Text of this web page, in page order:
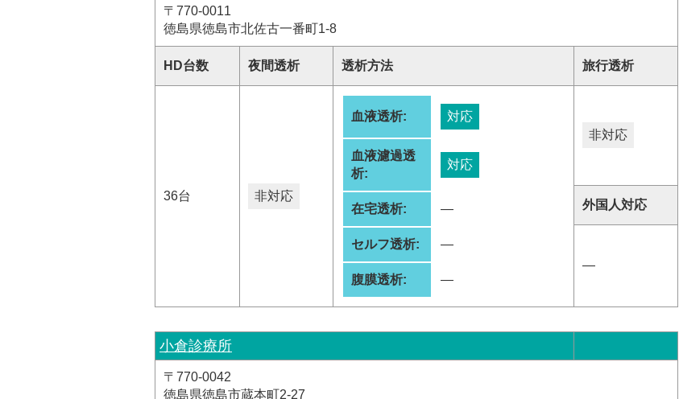
〒770-0011
徳島県徳島市北佐古一番町1-8
HD台数 夜間透析 透析方法 旅行透析
36台 非対応
血液透析: 対応
血液濾過透
析:
対応
在宅透析: ―
セルフ透析: ―
腹膜透析: ―
非対応
外国人対応
―
小倉診療所
〒770-0042
徳島県徳島市蔵本町2-27